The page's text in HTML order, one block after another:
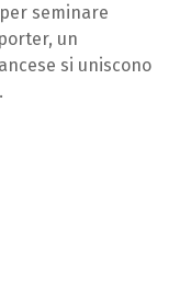
seminare
un
si uniscono